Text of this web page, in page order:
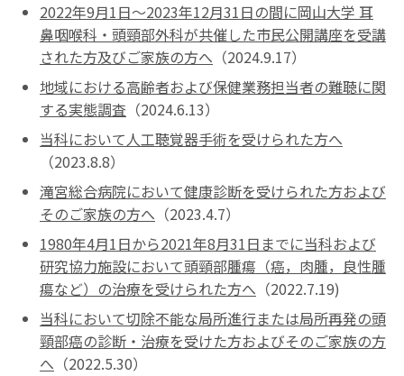
2022年9月1日～2023年12月31日の間に岡山大学 耳
鼻咽喉科・頭頸部外科が共催した市民公開講座を受講
された方及びご家族の方へ （2024.9.17）
地域における高齢者および保健業務担当者の難聴に関
する実態調査 （2024.6.13）
当科において人工聴覚器手術を受けられた方へ
（2023.8.8）
滝宮総合病院において健康診断を受けられた方および
そのご家族の方へ （2023.4.7）
1980年4月1日から2021年8月31日までに当科および
研究協力施設において頭頸部腫瘍（癌，肉腫，良性腫
瘍など）の治療を受けられた方へ （2022.7.19)
当科において切除不能な局所進行または局所再発の頭
頸部癌の診断・治療を受けた方およびそのご家族の方
へ （2022.5.30）